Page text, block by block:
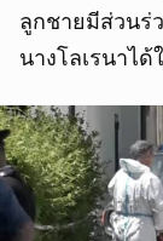
ลูกชายมีส่วนร่
นางโลเรนาไ